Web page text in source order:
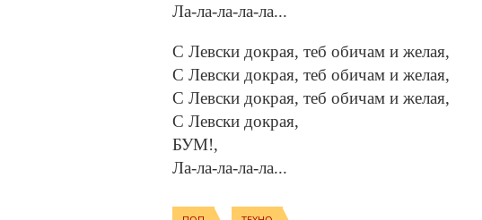
Ла-ла-ла-ла-ла...
С Левски докрая, теб обичам и желая,
С Левски докрая, теб обичам и желая,
С Левски докрая, теб обичам и желая,
С Левски докрая,
БУМ!,
Ла-ла-ла-ла-ла...